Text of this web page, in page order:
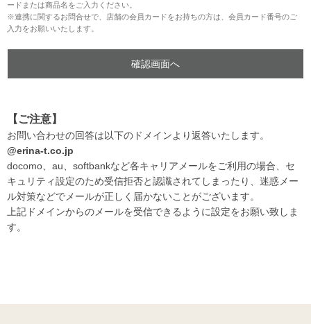
ードまたは商品名をご入力ください。
※連携に関するお問合せで、店舗の会員カードをお持ちの方は、会員カード番号のご
入力をお願いいたします。
【ご注意】
お問い合わせの回答は以下のドメインより返答いたします。
@erina-t.co.jp
docomo、au、softbankなど各キャリアメールをご利用の場合、セ
キュリティ設定のため受信拒否と認識されてしまったり、迷惑メー
ル対策などでメールが正しく届かないことがございます。
上記ドメインからのメールを受信できるように設定をお願い致しま
す。